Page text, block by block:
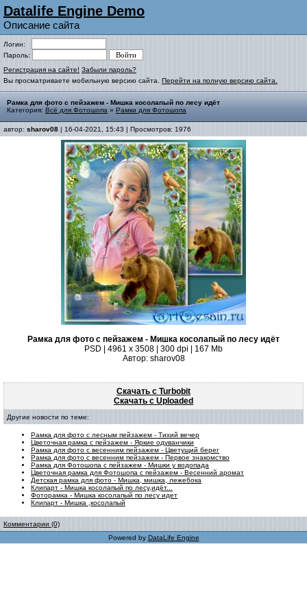
Datalife Engine Demo
Описание сайта
Логин:
Пароль:
Регистрация на сайте! Забыли пароль?
Вы просматриваете мобильную версию сайта. Перейти на полную версию сайта.
Рамка для фото с пейзажем - Мишка косолапый по лесу идёт
Категория: Всё для Фотошопа » Рамки для Фотошопа
автор: sharov08 | 16-04-2021, 15:43 | Просмотров: 1976
Рамка для фото с пейзажем - Мишка косолапый по лесу идёт
PSD | 4961 х 3508 | 300 dpi | 167 Mb
Автор: sharov08
Скачать с Turbobit
Скачать с Uploaded
Другие новости по теме:
Рамка для фото с лесным пейзажем - Тихий вечер
Цветочная рамка с пейзажем - Яркие одуванчики
Рамка для фото с весенним пейзажем - Цветущий берег
Рамка для фото с весенним пейзажем - Первое знакомство
Рамка для Фотошопа с пейзажем - Мишки у водопада
Цветочная рамка для Фотошопа с пейзажем - Весенний аромат
Детская рамка для фото - Мишка, мишка, лежебока
Клипарт - Мишка косолапый по лесу,идёт...
Фоторамка - Мишка косолапый по лесу идет
Клипарт - Мишка ,косолапый
Комментарии (0)
Powered by DataLife Engine